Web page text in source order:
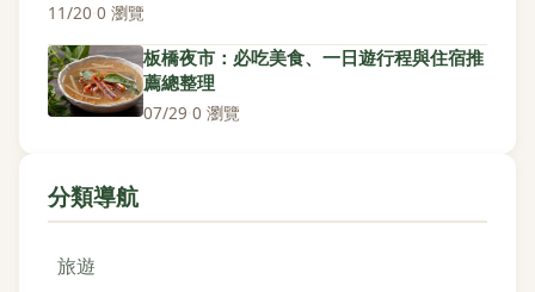
11/20·0 瀏覽
板橋夜市：必吃美食、一日遊行程與住宿推
薦總整理
07/29·0 瀏覽
分類導航
旅遊